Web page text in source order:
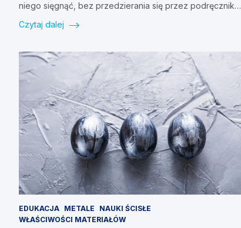
niego sięgnąć, bez przedzierania się przez podręcznik…
Czytaj dalej
EDUKACJA METALE
NAUKI ŚCISŁE
WŁAŚCIWOŚCI MATERIAŁÓW